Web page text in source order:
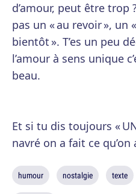
d’amour, peut être trop
pas un « au revoir », un
bientôt ». T’es un peu
l’amour à sens unique
beau.
Et si tu dis toujours «
navré on a fait ce qu’on
humour nostalgie texte